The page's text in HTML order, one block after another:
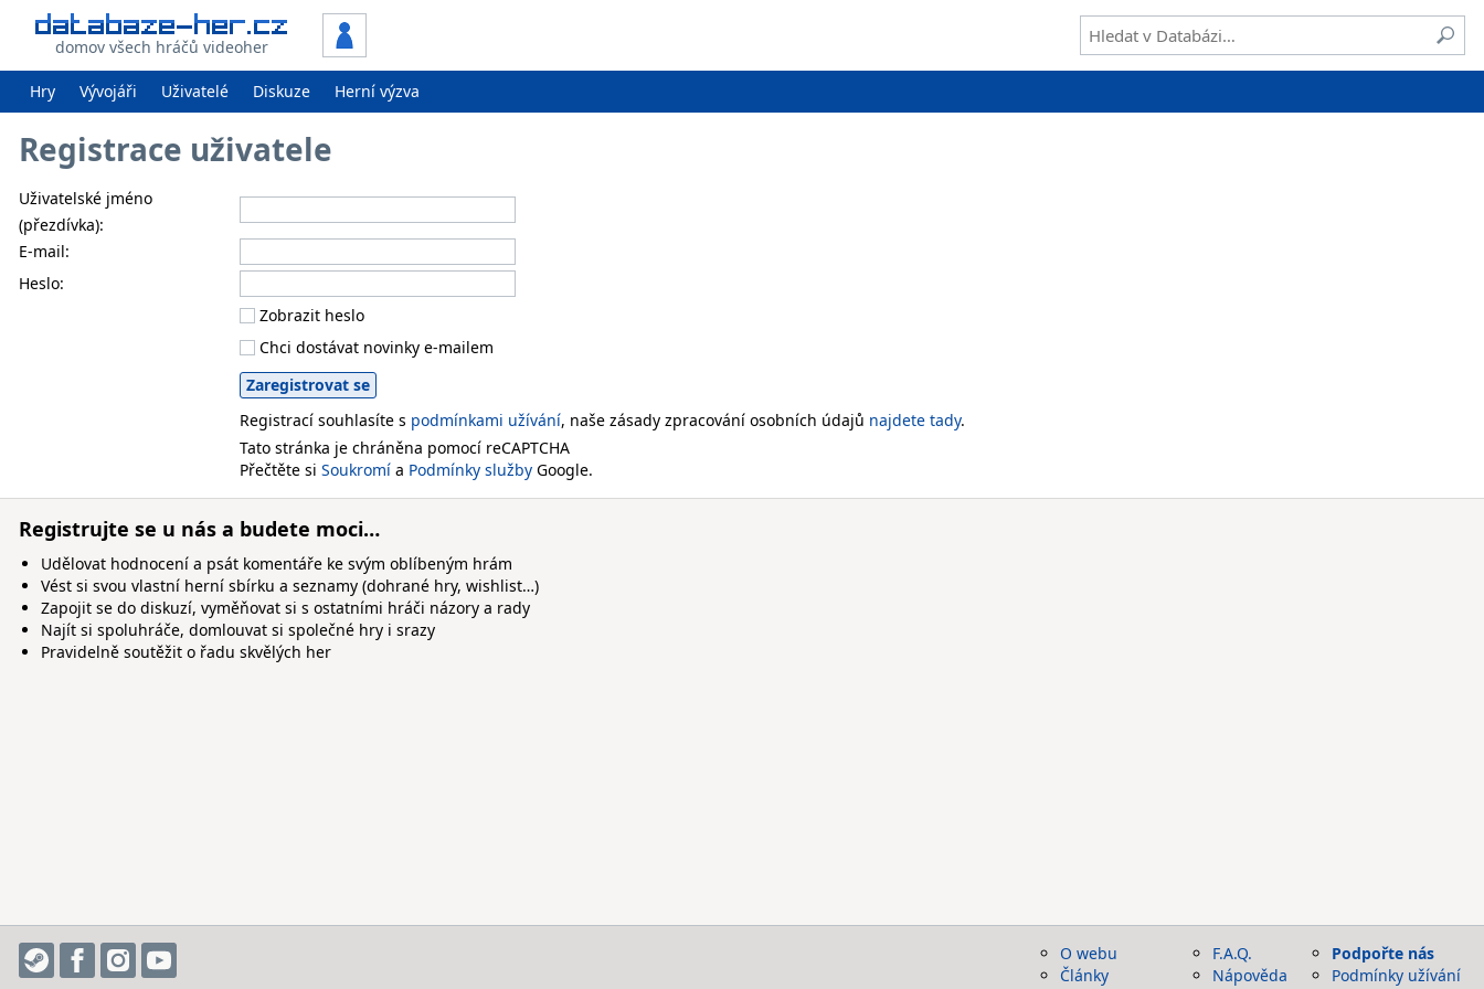
domov všech hráčů videoher
Hry Vývojáři Uživatelé Diskuze Herní výzva
Registrace uživatele
Uživatelské jméno
(přezdívka):
E-mail:
Heslo:
Zobrazit heslo
Chci dostávat novinky e-mailem
Registrací souhlasíte s podmínkami užívání, naše zásady zpracování osobních údajů najdete tady.
Tato stránka je chráněna pomocí reCAPTCHA
Přečtěte si Soukromí a Podmínky služby Google.
Registrujte se u nás a budete moci…
Udělovat hodnocení a psát komentáře ke svým oblíbeným hrám
Vést si svou vlastní herní sbírku a seznamy (dohrané hry, wishlist…)
Zapojit se do diskuzí, vyměňovat si s ostatními hráči názory a rady
Najít si spoluhráče, domlouvat si společné hry i srazy
Pravidelně soutěžit o řadu skvělých her
O webu
Články
F.A.Q.
Nápověda
Podpořte nás
Podmínky užívání